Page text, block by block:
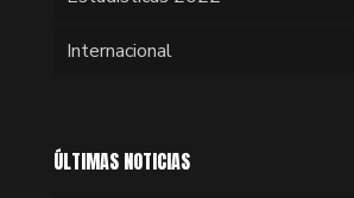
Internacional
ÚLTIMAS NOTICIAS